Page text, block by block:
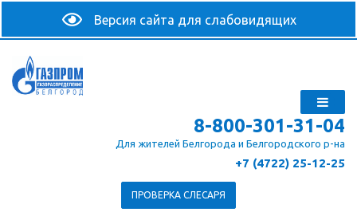
8-800-301-31-04
Для жителей Белгорода и Белгородского р-на
+7 (4722) 25-12-25
ПРОВЕРКА СЛЕСАРЯ